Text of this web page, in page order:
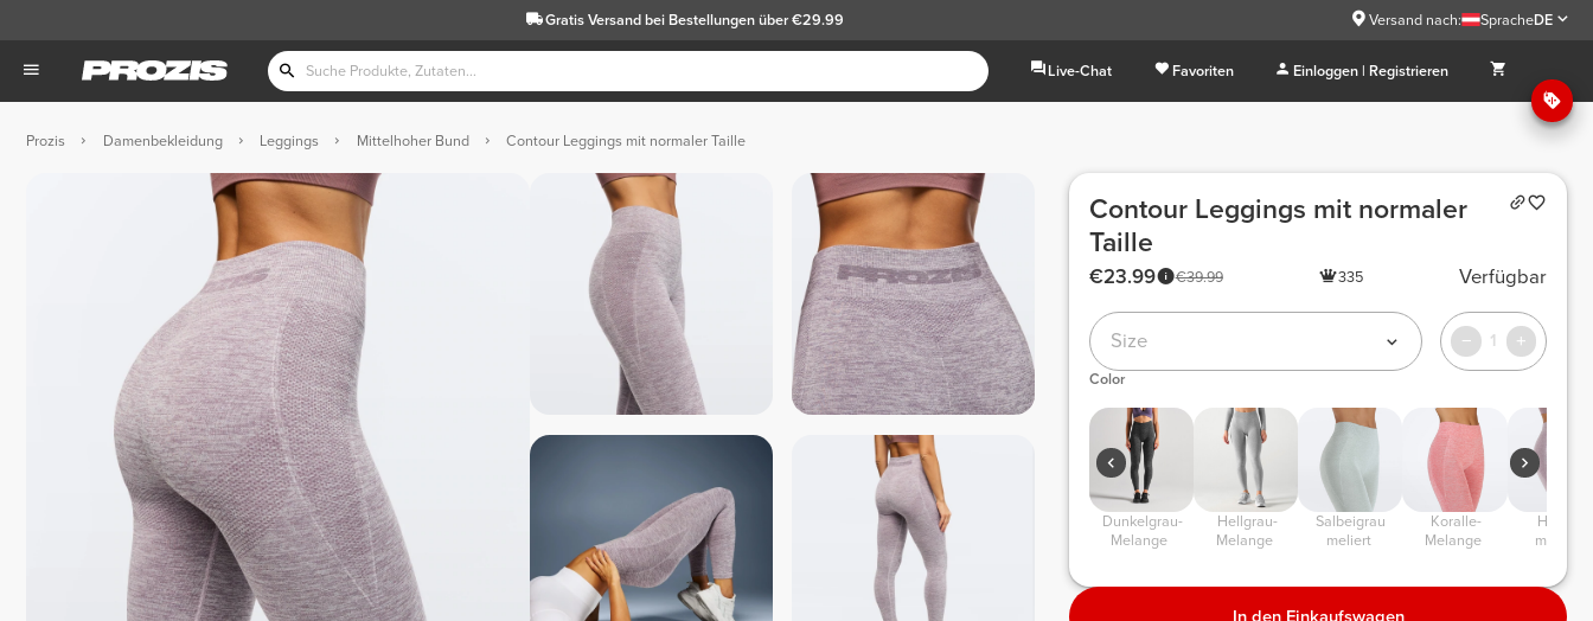
Gratis Versandbei Bestellungen über €29.99 Versand nach: SpracheDE
Live-Chat Favoriten Einloggen | Registrieren
Prozis Damenbekleidung Leggings Mittelhoher Bund Contour Leggings mit normaler Taille
Contour Leggings mit normaler
Taille
€39.99
€23.99 335 Verfügbar
Size 1
Color
Melange
Melange
meliert
Melange
meliert
In den Einkaufswagen